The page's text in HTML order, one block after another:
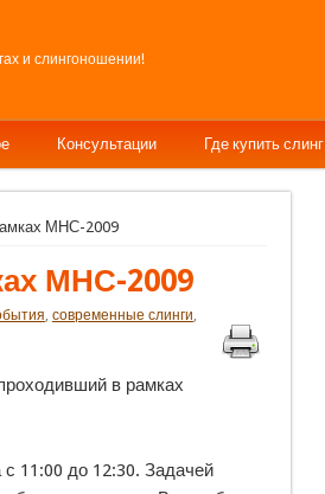
и слингоношении!
Консультации Где купить слинг
МНС-2009
МНС-2009
, современные слинги,
в рамках
11:00 до 12:30. Задачей